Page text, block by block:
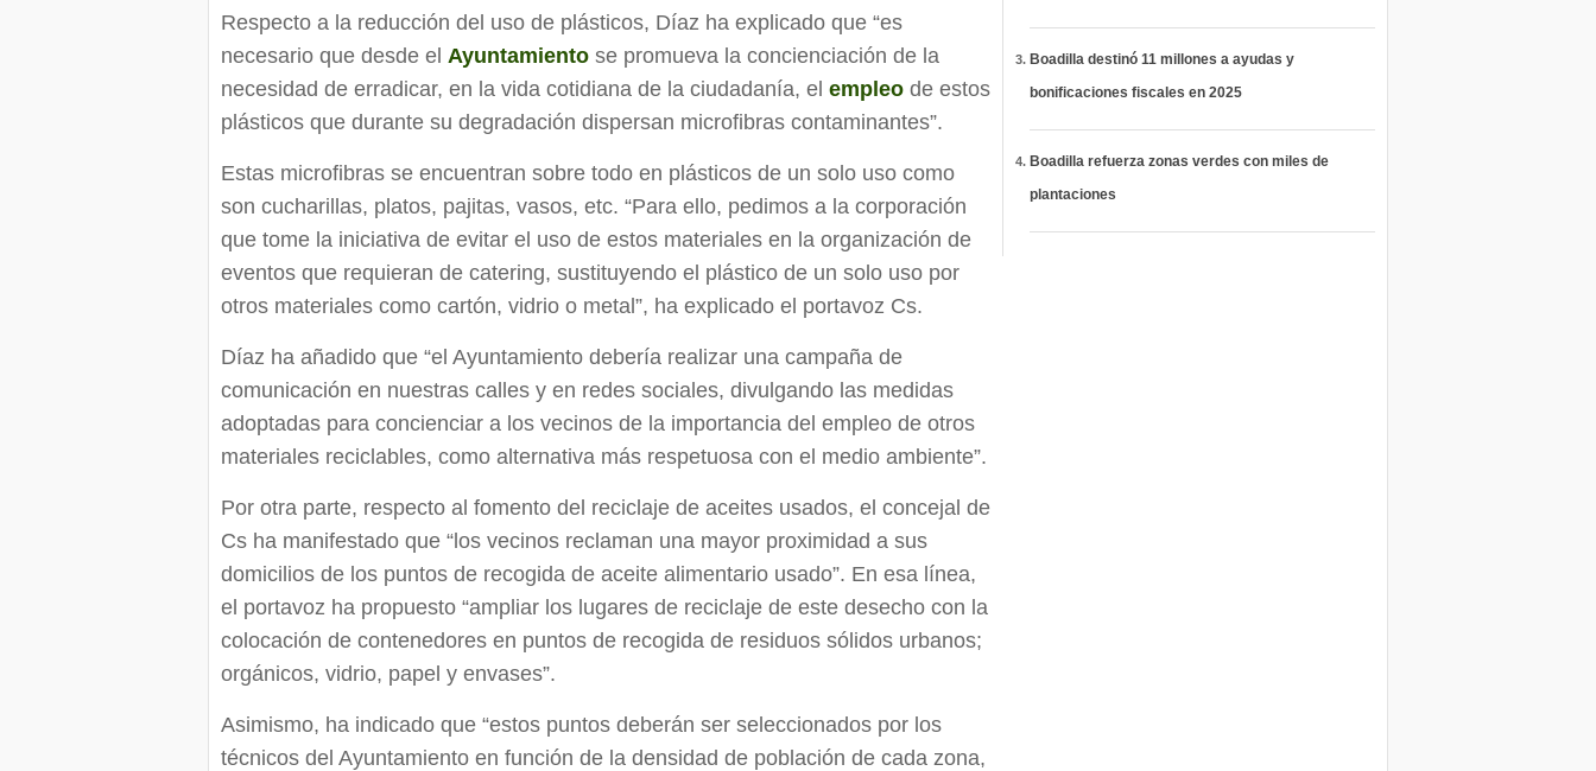
Respecto a la reducción del uso de plásticos, Díaz ha explicado que “es
necesario que desde el Ayuntamiento se promueva la concienciación de la
necesidad de erradicar, en la vida cotidiana de la ciudadanía, el empleo de estos
plásticos que durante su degradación dispersan microfibras contaminantes”.
Estas microfibras se encuentran sobre todo en plásticos de un solo uso como
son cucharillas, platos, pajitas, vasos, etc. “Para ello, pedimos a la corporación
que tome la iniciativa de evitar el uso de estos materiales en la organización de
eventos que requieran de catering, sustituyendo el plástico de un solo uso por
otros materiales como cartón, vidrio o metal”, ha explicado el portavoz Cs.
Díaz ha añadido que “el Ayuntamiento debería realizar una campaña de
comunicación en nuestras calles y en redes sociales, divulgando las medidas
adoptadas para concienciar a los vecinos de la importancia del empleo de otros
materiales reciclables, como alternativa más respetuosa con el medio ambiente”.
Por otra parte, respecto al fomento del reciclaje de aceites usados, el concejal de
Cs ha manifestado que “los vecinos reclaman una mayor proximidad a sus
domicilios de los puntos de recogida de aceite alimentario usado”. En esa línea,
el portavoz ha propuesto “ampliar los lugares de reciclaje de este desecho con la
colocación de contenedores en puntos de recogida de residuos sólidos urbanos;
orgánicos, vidrio, papel y envases”.
Asimismo, ha indicado que “estos puntos deberán ser seleccionados por los
técnicos del Ayuntamiento en función de la densidad de población de cada zona,
Boadilla destinó 11 millones a ayudas y
bonificaciones fiscales en 2025
Boadilla refuerza zonas verdes con miles de
plantaciones